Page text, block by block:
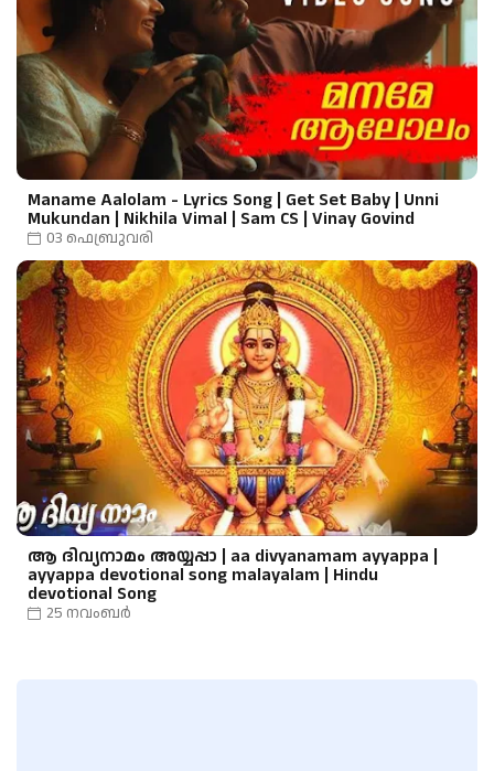
Maname Aalolam - Lyrics Song | Get Set Baby | Unni
Mukundan | Nikhila Vimal | Sam CS | Vinay Govind
03 ഫെബ്രുവരി
ആ ദിവ്യനാമം അയ്യപ്പാ | aa divyanamam ayyappa |
ayyappa devotional song malayalam | Hindu
devotional Song
25 നവംബർ